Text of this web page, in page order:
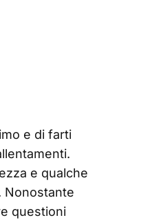
e di farti
e qualche
Nonostante
questioni